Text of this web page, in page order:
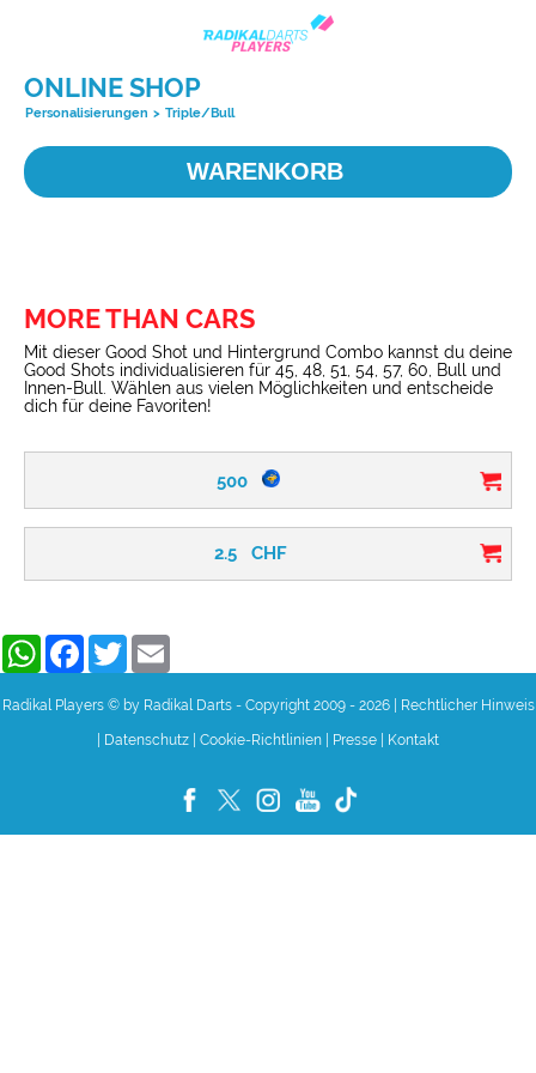
ONLINE SHOP
Personalisierungen > Triple/Bull
WARENKORB
MORE THAN CARS
Mit dieser Good Shot und Hintergrund Combo kannst du deine
Good Shots individualisieren für 45, 48, 51, 54, 57, 60, Bull und
Innen-Bull. Wählen aus vielen Möglichkeiten und entscheide
dich für deine Favoriten!
500
2.5 CHF
WhatsAppFacebookTwitter
Radikal Players © by Radikal Darts - Copyright 2009 - 2026 Rechtlicher Hinweis
Datenschutz Cookie-Richtlinien Presse Kontakt